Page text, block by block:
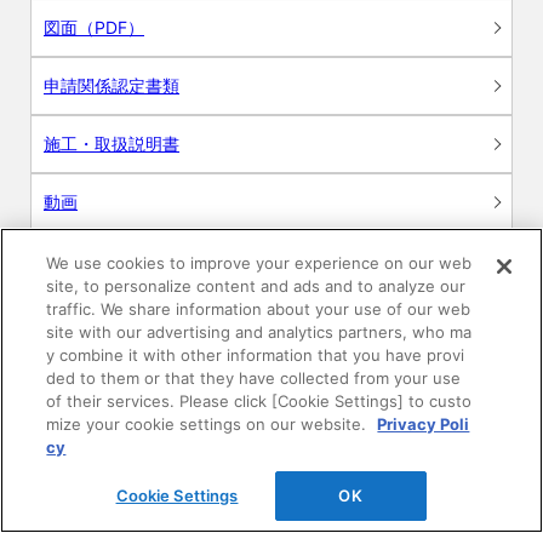
図面（PDF）
申請関係認定書類
施工・取扱説明書
動画
シミュレーションツール
24時間換気システム〈エアスマート〉
簡易設計見積ソフト
R&Dセンター環境測定・分析サービス
商品マスター申し込み
We use cookies to improve your experience on our web
site, to personalize content and ads and to analyze our
traffic. We share information about your use of our web
site with our advertising and analytics partners, who ma
y combine it with other information that you have provi
ded to them or that they have collected from your use
of their services. Please click [Cookie Settings] to custo
mize your cookie settings on our website.
Privacy Poli
cy
Cookie Settings OK